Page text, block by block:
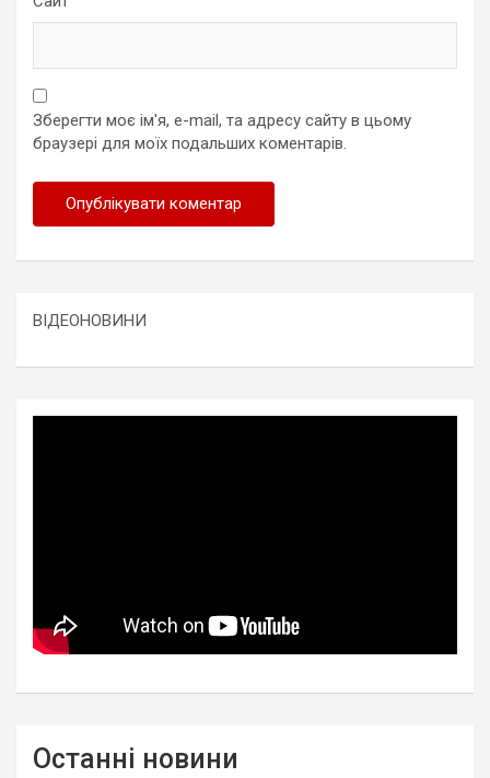
Зберегти моє ім'я, e-mail, та адресу сайту в цьому
браузері для моїх подальших коментарів.
ВІДЕОНОВИНИ
Останні новини